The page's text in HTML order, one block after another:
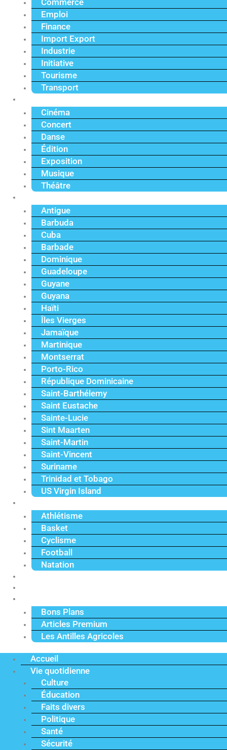
Commerce
Emploi
Finance
Import Export
Industrie
Initiative
Tourisme
Transport
Cinéma
Concert
Danse
Édition
Exposition
Musique
Théâtre
Antigue
Barbuda
Cuba
Barbade
Dominique
Guadeloupe
Guyane
Guyana
Haïti
Îles Vierges
Jamaïque
Martinique
Montserrat
Porto-Rico
République Dominicaine
Saint-Barthélemy
Saint Eustache
Sainte-Lucie
Sint Maarten
Saint-Martin
Saint-Vincent
Suriname
Trinidad et Tobago
US Virgin Island
Athlétisme
Basket
Cyclisme
Football
Natation
Bons Plans
Articles Premium
Les Antilles Agricoles
Accueil
Vie quotidienne
Culture
Éducation
Faits divers
Politique
Santé
Sécurité